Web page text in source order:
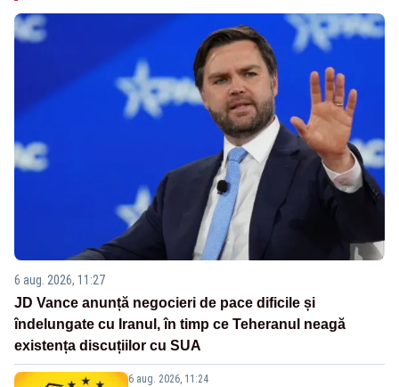
6 aug. 2026, 11:27
JD Vance anunță negocieri de pace dificile și
îndelungate cu Iranul, în timp ce Teheranul neagă
existența discuțiilor cu SUA
6 aug. 2026, 11:24